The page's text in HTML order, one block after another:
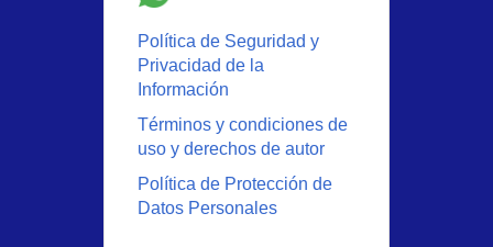
Política de Seguridad y
Privacidad de la
Información
Términos y condiciones de
uso y derechos de autor
Política de Protección de
Datos Personales